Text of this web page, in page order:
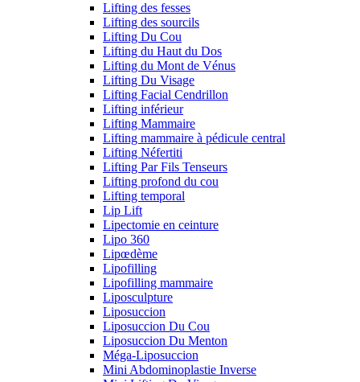
Lifting des fesses
Lifting des sourcils
Lifting Du Cou
Lifting du Haut du Dos
Lifting du Mont de Vénus
Lifting Du Visage
Lifting Facial Cendrillon
Lifting inférieur
Lifting Mammaire
Lifting mammaire à pédicule central
Lifting Néfertiti
Lifting Par Fils Tenseurs
Lifting profond du cou
Lifting temporal
Lip Lift
Lipectomie en ceinture
Lipo 360
Lipœdème
Lipofilling
Lipofilling mammaire
Liposculpture
Liposuccion
Liposuccion Du Cou
Liposuccion Du Menton
Méga-Liposuccion
Mini Abdominoplastie Inverse